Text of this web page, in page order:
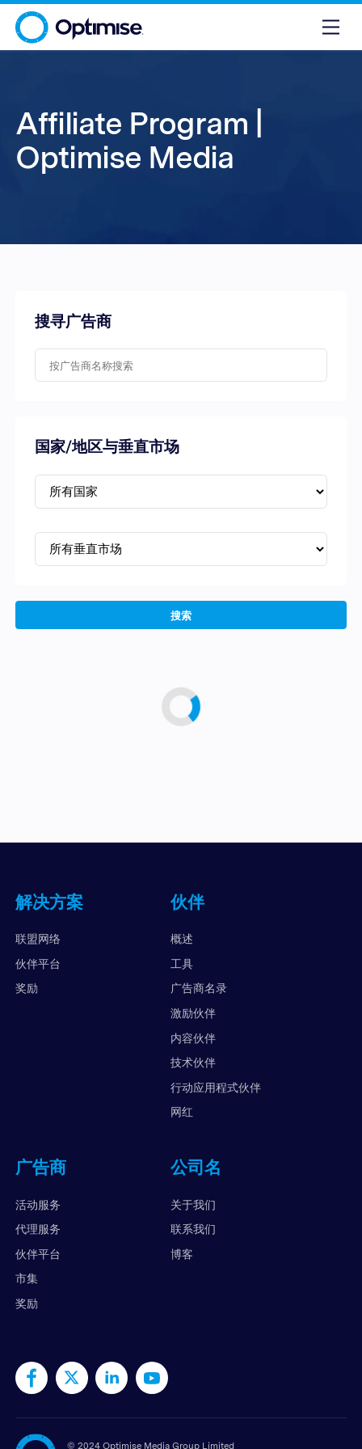
Affiliate Program |
Optimise Media
搜寻广告商
国家/地区与垂直市场
搜索
解决方案
联盟网络
伙伴平台
奖励
伙伴
概述
工具
广告商名录
激励伙伴
内容伙伴
技术伙伴
行动应用程式伙伴
网红
广告商
活动服务
代理服务
伙伴平台
市集
奖励
公司名
关于我们
联系我们
博客
© 2024 Optimise Media Group Limited